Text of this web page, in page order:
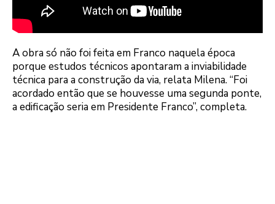
A obra só não foi feita em Franco naquela época
porque estudos técnicos apontaram a inviabilidade
técnica para a construção da via, relata Milena. “Foi
acordado então que se houvesse uma segunda ponte,
a edificação seria em Presidente Franco”, completa.